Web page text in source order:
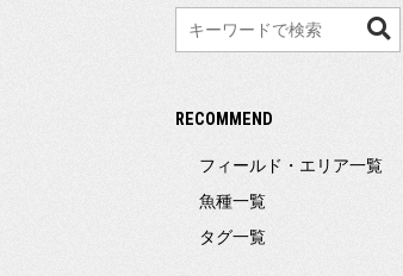
RECOMMEND
フィールド・エリア一覧
魚種一覧
タグ一覧